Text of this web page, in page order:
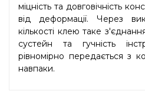
міцність та довговічність
від деформації. Через
кількості клею таке
сустейн та гучність
рівномірно передається з
навпаки.